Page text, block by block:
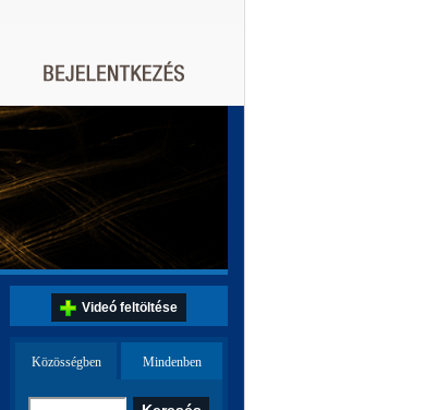
Videó feltöltése
Közösségben Mindenben